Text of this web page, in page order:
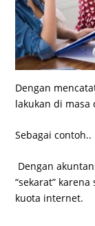
Dengan
lakukan di masa
Sebagai contoh..
Dengan
“sekarat”
kuota internet.